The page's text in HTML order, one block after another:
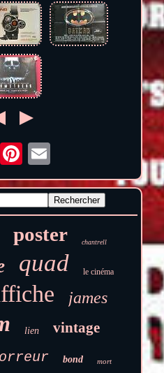
poster chantrell
quad le cinéma
james
lien vintage
bond mort